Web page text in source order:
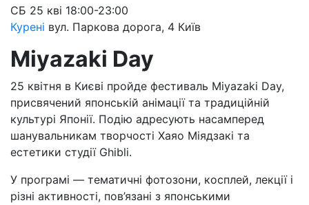
СБ 25 кві 18:00-23:00
Курені вул. Паркова дорога, 4 Київ
Miyazaki Day
25 квітня в Києві пройде фестиваль Miyazaki Day,
присвячений японській анімації та традиційній
культурі Японії. Подію адресують насамперед
шанувальникам творчості Хаяо Міядзакі та
естетики студії Ghibli.
У програмі — тематичні фотозони, косплей, лекції і
різні активності, пов’язані з японськими